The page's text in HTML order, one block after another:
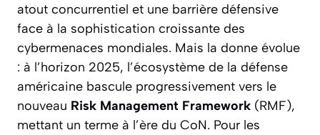
atout concurrentiel et une barrière défensive
face à la sophistication croissante des
cybermenaces mondiales. Mais la donne évolue
: à l’horizon 2025, l’écosystème de la défense
américaine bascule progressivement vers le
nouveau Risk Management Framework (RMF),
mettant un terme à l’ère du CoN. Pour les